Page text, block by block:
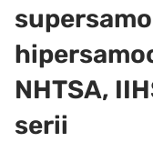
NHTSA,
serii